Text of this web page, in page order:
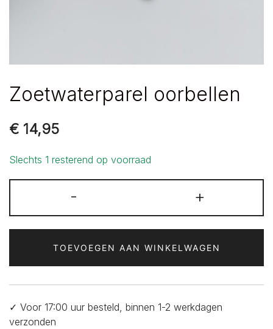
Zoetwaterparel oorbellen
€ 14,95
Slechts 1 resterend op voorraad
-
aantal
+
TOEVOEGEN AAN WINKELWAGEN
✓ Voor 17:00 uur besteld, binnen 1-2 werkdagen
verzonden